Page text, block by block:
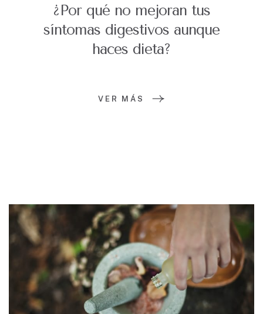
¿Por qué no mejoran tus
síntomas digestivos aunque
haces dieta?
VER MÁS